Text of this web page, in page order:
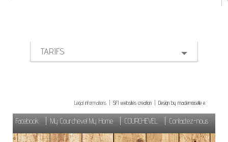
TARIFS
Legal informations | SFI websites creation Design by mademoiselle e.
Facebook My Courchevel My Home COURCHEVEL Contactez-nous